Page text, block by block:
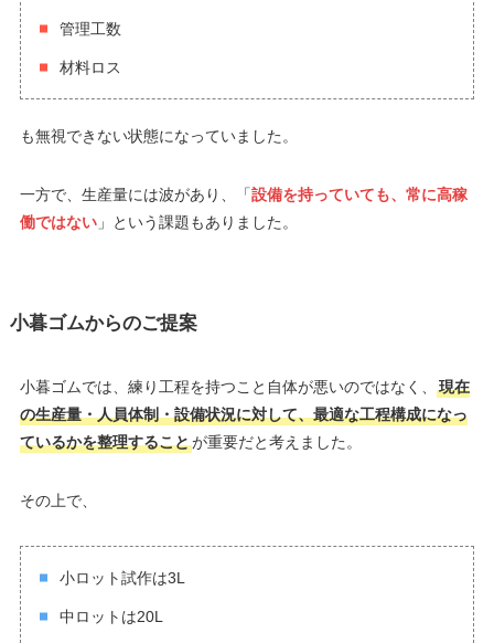
管理工数
材料ロス
も無視できない状態になっていました。
一方で、生産量には波があり、「設備を持っていても、常に高稼
働ではない」という課題もありました。
小暮ゴムからのご提案
小暮ゴムでは、練り工程を持つこと自体が悪いのではなく、
現在
の生産量・人員体制・設備状況に対して、最適な工程構成になっ
ているかを整理することが重要だと考えました。
その上で、
小ロット試作は3L
中ロットは20L